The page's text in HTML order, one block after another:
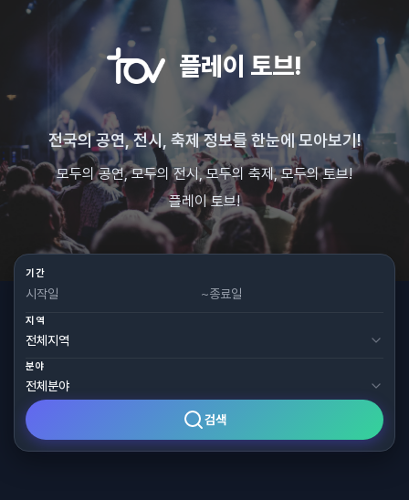
플레이 토브!
전국의 공연, 전시, 축제 정보를 한눈에 모아보기!
모두의 공연, 모두의 전시, 모두의 축제, 모두의 토브!
플레이 토브!
기간
~
지역
분야
검색